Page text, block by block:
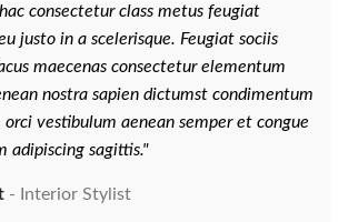
consectetur class metus feugiat
justo in a scelerisque. Feugiat sociis
maecenas consectetur elementum
nostra sapien dictumst condimentum
vestibulum aenean semper et congue
adipiscing sagittis."
Interior Stylist